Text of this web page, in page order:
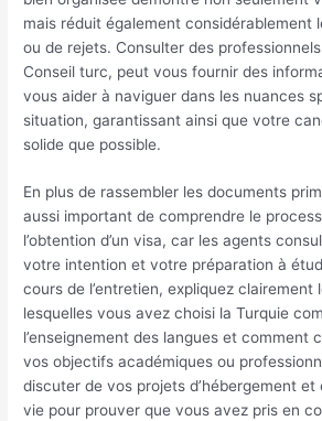
mais réduit également considérablement
ou de rejets. Consulter des
Conseil turc, peut vous fournir des
vous aider à naviguer dans les nuances
situation, garantissant ainsi que votre
solide que possible.
En plus de rassembler les documents
aussi important de comprendre le
l’obtention d’un visa, car les agents
votre intention et votre préparation à
cours de l’entretien, expliquez clairement
lesquelles vous avez choisi la Turquie
l’enseignement des langues et comment
vos objectifs académiques ou
discuter de vos projets d’hébergement
vie pour prouver que vous avez pris en